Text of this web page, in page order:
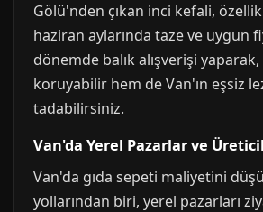
Gölü'nden çıkan inci kefali,
haziran aylarında taze ve uygun
dönemde balık alışverişi
koruyabilir hem de Van'ın eşsiz
tadabilirsiniz.
Van'da Yerel Pazarlar ve
Van'da gıda sepeti maliyetini
yollarından biri, yerel pazarları